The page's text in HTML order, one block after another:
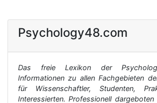
Psychology48.com
Das freie Lexikon der
Informationen zu allen Fachgebieten
für Wissenschaftler, Studenten,
Interessierten. Professionell